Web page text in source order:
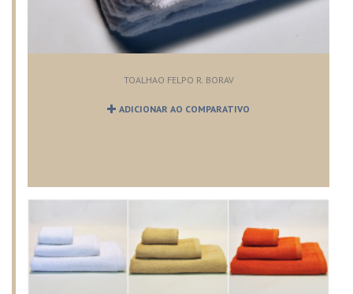
TOALHAO FELPO R. BORAV
ADICIONAR AO COMPARATIVO